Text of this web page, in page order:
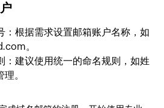
：根据需求设置邮箱账户名称，如
。
：建议使用统一的命名规则，如姓
。